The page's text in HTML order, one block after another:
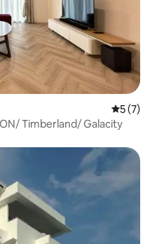
5 de
5 (7)
Timberland/ Galacity